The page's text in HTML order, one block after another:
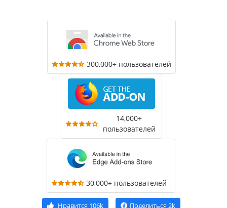
300,000+ пользователей
14,000+
пользователей
30,000+ пользователей
Нравится 106k Поделиться 2k